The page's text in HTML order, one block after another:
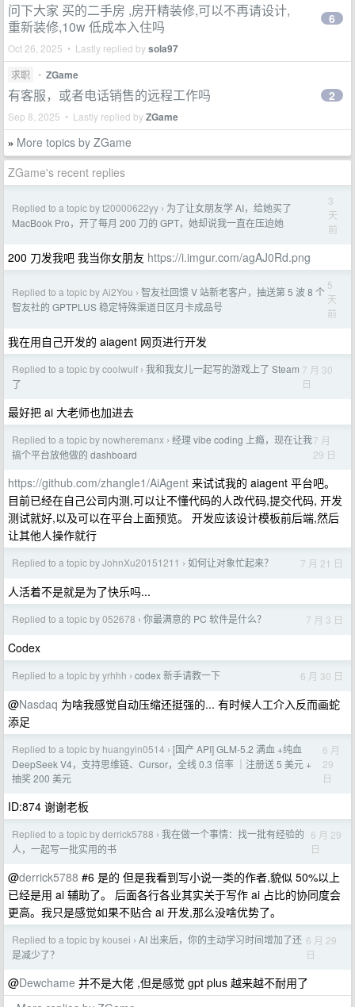
问下大家 买的二手房 ,房开精装修,可以不再请设计,
重新装修,10w 低成本入住吗
Oct 26, 2025 • Lastly replied bysola97
6
求职 • ZGame
有客服，或者电话销售的远程工作吗
Sep 8, 2025 • Lastly replied byZGame
2
» More topics by ZGame
ZGame's recent replies
Replied to a topic by t20000622yy › 为了让女朋友学 AI，给她买了
MacBook Pro，开了每月 200 刀的 GPT，她却说我一直在压迫她
3
天
前
200 刀发我吧 我当你女朋友 https://i.imgur.com/agAJ0Rd.png
Replied to a topic by Ai2You › 智友社回馈 V 站新老客户，抽送第 5 波 8 个
智友社的 GPTPLUS 稳定特殊渠道日区月卡成品号
5
天
前
我在用自己开发的 aiagent 网页进行开发
Replied to a topic by coolwulf › 我和我女儿一起写的游戏上了 Steam
了
7 月 30
日
最好把 ai 大老师也加进去
Replied to a topic by nowheremanx › 经理 vibe coding 上瘾，现在让我
搞个平台放他做的 dashboard
7 月
29 日
https://github.com/zhangle1/AiAgent 来试试我的 aiagent 平台吧。
目前已经在自己公司内测,可以让不懂代码的人改代码,提交代码, 开发
测试就好,以及可以在平台上面预览。 开发应该设计模板前后端,然后
让其他人操作就行
Replied to a topic by JohnXu20151211 › 如何让对象忙起来？ 7 月 21 日
人活着不是就是为了快乐吗...
Replied to a topic by 052678 › 你最满意的 PC 软件是什么？ 7 月 3 日
Codex
Replied to a topic by yrhhh › codex 新手请教一下 6 月 30 日
@Nasdaq 为啥我感觉自动压缩还挺强的... 有时候人工介入反而画蛇
添足
Replied to a topic by huangyin0514 › [国产 API] GLM-5.2 满血 +纯血
DeepSeek V4，支持思维链、Cursor，全线 0.3 倍率 ｜注册送 5 美元 +
抽奖 200 美元
6 月
29
日
ID:874 谢谢老板
Replied to a topic by derrick5788 › 我在做一个事情：找一批有经验的
人，一起写一批实用的书
6 月 29
日
@derrick5788 #6 是的 但是我看到写小说一类的作者,貌似 50%以上
已经是用 ai 辅助了。 后面各行各业其实关于写作 ai 占比的协同度会
更高。我只是感觉如果不贴合 ai 开发,那么没啥优势了。
Replied to a topic by kousei › AI 出来后，你的主动学习时间增加了还
是减少了？
6 月 29
日
@Dewchame 并不是大佬 ,但是感觉 gpt plus 越来越不耐用了